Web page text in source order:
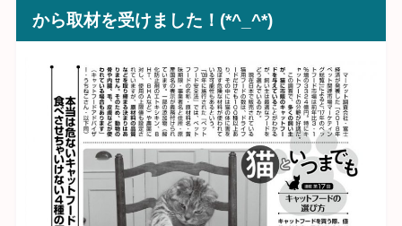
から取材を受けました！(*^_^*)